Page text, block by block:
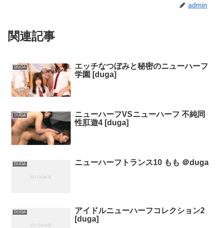
admin
関連記事
DUGA
エッチなつぼみと秘密のニューハーフ
学園 [duga]
DUGA
ニューハーフVSニューハーフ 不純同
性肛遊4 [duga]
DUGA ニューハーフトランス10 もも ＠duga
DUGA
アイドルニューハーフコレクション2
[duga]